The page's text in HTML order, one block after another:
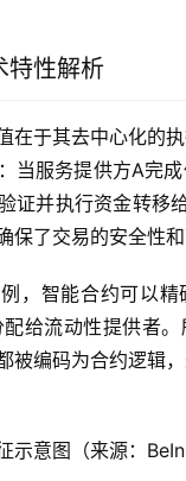
特性解析
在于其去中心化的
当服务提供方A完
证并执行资金转移
保了交易的安全性和
，智能合约可以精
给流动性提供者
被编码为合约逻辑
示意图（来源：